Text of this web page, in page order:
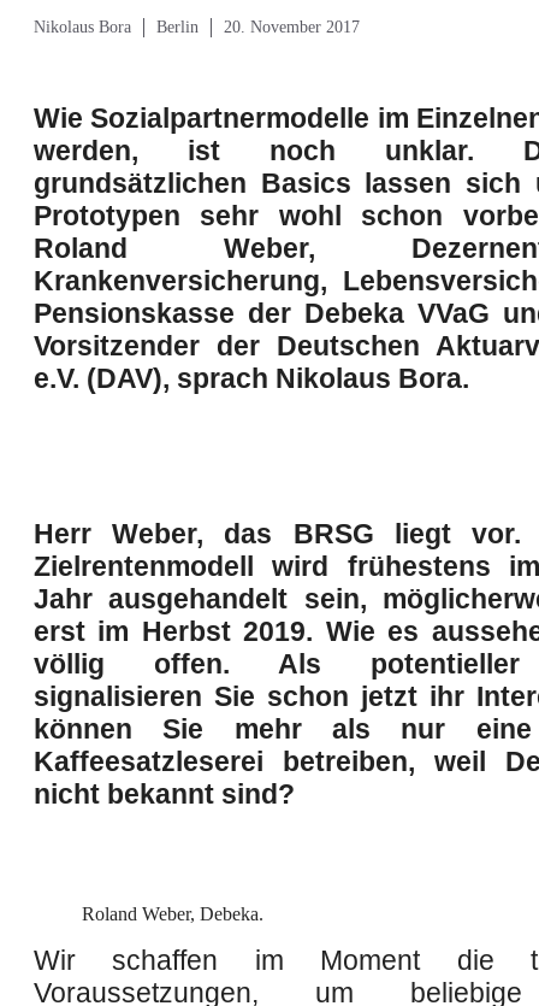
Nikolaus Bora Berlin 20. November 2017
Wie Sozialpartnermodelle im
werden, ist noch unklar.
grundsätzlichen Basics lassen sich
Prototypen sehr wohl schon
Roland Weber,
Krankenversicherung,
Pensionskasse der Debeka VVaG
Vorsitzender der Deutschen
e.V. (DAV), sprach Nikolaus Bora.
Herr Weber, das BRSG liegt vor.
Zielrentenmodell wird frühestens
Jahr ausgehandelt sein,
erst im Herbst 2019. Wie es
völlig offen. Als potentieller
signalisieren Sie schon jetzt ihr
können Sie mehr als nur
Kaffeesatzleserei betreiben, weil
nicht bekannt sind?
Roland Weber, Debeka.
Wir schaffen im Moment die
Voraussetzungen, um